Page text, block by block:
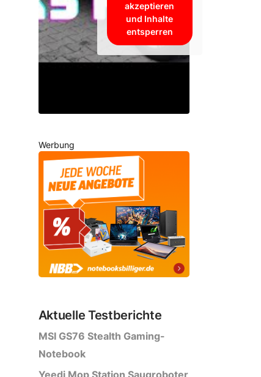
akzeptieren
und Inhalte
entsperren
Werbung
Aktuelle Testberichte
MSI GS76 Stealth Gaming-
Notebook